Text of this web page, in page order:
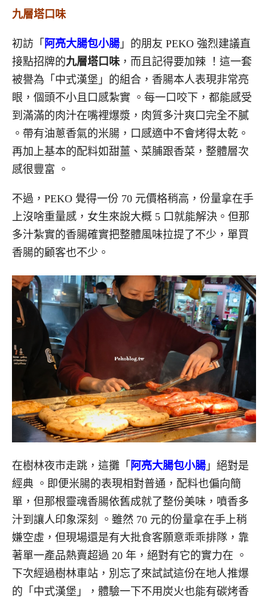
九層塔口味
初訪 「 阿亮大腸包小腸 」 的朋友 PEKO 強烈建議直
接點招牌的九層塔口味 ，而且記得要加辣
！這一套
被譽為「中式漢堡」的組合，香腸本人表現非常亮
眼，個頭不小且口感紮實 。每一口咬下，都能感受
到滿滿的肉汁在嘴裡爆漿，肉質多汁爽口完全不膩
。 帶有油蔥香氣的米腸 ，口感適中不會烤得太乾 。
再加上基本的配料如甜薑、菜脯跟香菜，整體層次
感很豐富 。
不過，PEKO 覺得一份 70 元價格稍高，份量拿在手
上沒啥重量感，女生來說大概 5 口就能解決。但那
多汁紮實的香腸確實把整體風味拉提了不少，單買
香腸的顧客也不少。
在樹林夜市走跳，這攤「 阿亮大腸包小腸 」絕對是
經典 。 即便米腸的表現相對普通，配料也偏向簡
單，但那根靈魂香腸依舊成就了整份美味 ，噴香多
汁到讓人印象深刻
。雖然 70 元的份量拿在手上稍
嫌空虛，但現場還是有大批食客願意乖乖排隊，靠
著單一產品熱賣超過 20 年，絕對有它的實力在 。
下次經過樹林車站，別忘了來試試這份在地人推爆
的「中式漢堡」，體驗一下不用炭火也能有碳烤香